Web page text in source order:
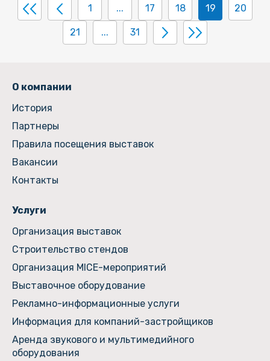
1 ... 17 18 19 20
21 ... 31
О компании
История
Партнеры
Правила посещения выставок
Вакансии
Контакты
Услуги
Организация выставок
Строительство стендов
Организация MICE-мероприятий
Выставочное оборудование
Рекламно-информационные услуги
Информация для компаний-застройщиков
Аренда звукового и мультимедийного
оборудования